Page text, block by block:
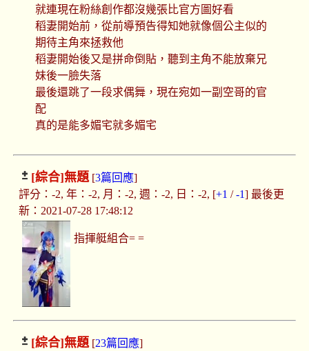
就連現在粉絲創作都沒幾張比官方圖好看
稻妻開始前，從前導預告得知她就像個公主似的
期待主角來拯救他
稻妻開始後又是拼命倒貼，聽到主角不能放棄兄
妹後一臉失落
最後還跳了一段求偶舞，現在宛如一副空哥的官
配
真的是能多媚宅就多媚宅
[綜合]無題[3篇回應]
評分：-2, 年：-2, 月：-2, 週：-2, 日：-2, [+1 /-1] 最後更
新：2021-07-28 17:48:12
指揮艇組合= =
[綜合]無題[23篇回應]